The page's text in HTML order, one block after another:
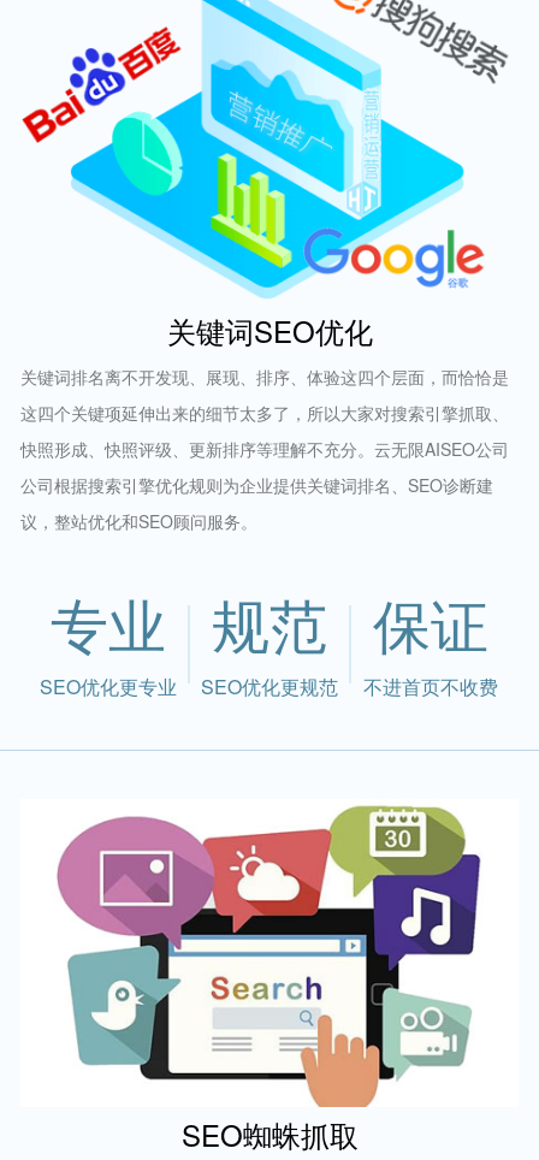
关键词SEO优化
关键词排名离不开发现、展现、排序、体验这四个层面，而恰恰是
这四个关键项延伸出来的细节太多了，所以大家对搜索引擎抓取、
快照形成、快照评级、更新排序等理解不充分。云无限AISEO公司
公司根据搜索引擎优化规则为企业提供关键词排名、SEO诊断建
议，整站优化和SEO顾问服务。
专业
SEO优化更专业
规范
SEO优化更规范
保证
不进首页不收费
SEO蜘蛛抓取